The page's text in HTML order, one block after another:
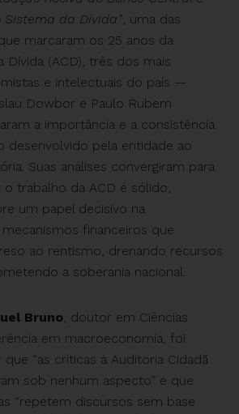
da Dívida”, uma das
marcaram os 25 anos da
Dívida (ACD), três dos mais
e intelectuais do país —
Dowbor e Paulo Rubem
a importância e a consistência
desenvolvido pela entidade ao
Suas análises convergiram para
trabalho da ACD é sólido,
um papel decisivo na
financeiros que
ao rentismo, drenando recursos
a soberania nacional.
Bruno, doutor em Ciências
em macroeconomia, foi
“as críticas à Auditoria Cidadã
sob nenhum aspecto” e que
“repetem discursos sem base